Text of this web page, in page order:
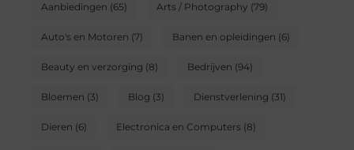
Aanbiedingen (65) Arts / Photography (79)
Auto's en Motoren (7) Banen en opleidingen (6)
Beauty en verzorging (8) Bedrijven (94)
Bloemen (3) Blog (3) Dienstverlening (31)
Dieren (6) Electronica en Computers(8)